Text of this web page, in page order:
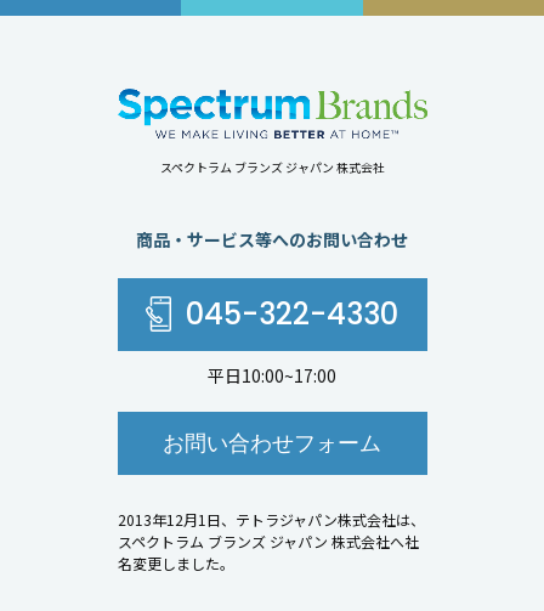
スペクトラム ブランズ ジャパン 株式会社
商品・サービス等へのお問い合わせ
045-322-4330
平日10:00~17:00
お問い合わせフォーム
2013年12月1日、テトラジャパン株式会社は、
スペクトラム ブランズ ジャパン 株式会社へ社
名変更しました。